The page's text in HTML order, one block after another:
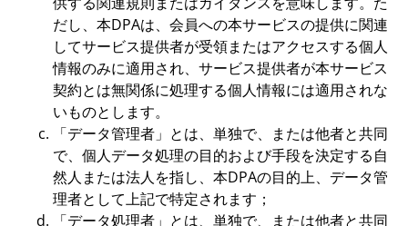
だし、本DPAは、会員への本サービスの提供に関連
してサービス提供者が受領またはアクセスする個人
情報のみに適用され、サービス提供者が本サービス
契約とは無関係に処理する個人情報には適用されな
いものとします。
「データ管理者」とは、単独で、または他者と共同
で、個人データ処理の目的および手段を決定する自
然人または法人を指し、本DPAの目的上、データ管
理者として上記で特定されます；
「データ処理者」とは、単独で、または他者と共同